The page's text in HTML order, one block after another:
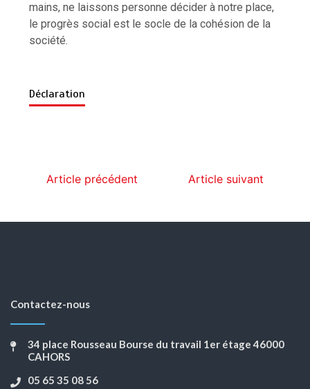
mains, ne laissons personne décider à notre place,
le progrès social est le socle de la cohésion de la
société.
Déclaration
Article précédent Article suivant
Contactez-nous
34 place Rousseau Bourse du travail 1er étage 46000
CAHORS
05 65 35 08 56